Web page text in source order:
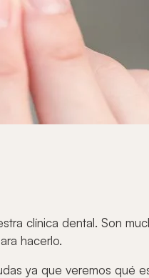
clínica dental. Son
hacerlo.
ya que veremos qué